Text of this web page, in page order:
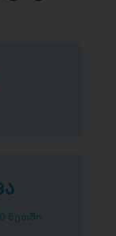
წუთში